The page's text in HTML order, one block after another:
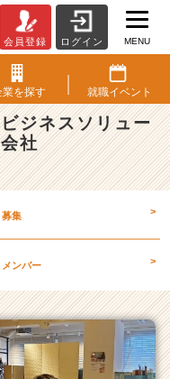
会員登録 ログイン MENU
業を探す 就職イベント
ジネスソリュー
社
募集 >
メンバー >